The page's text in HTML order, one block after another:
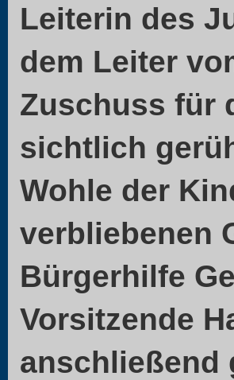
Leiterin des
dem Leiter
Zuschuss für
sichtlich
Wohle der
verbliebenen
Bürgerhilfe
Vorsitzende
anschließend